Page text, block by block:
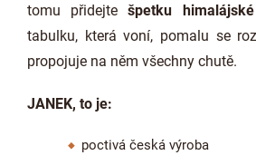
tomu přidejtešpetku
tabulku, která voní, pomalu se
propojuje na něm všechny chutě.
JANEK, to je:
poctivá česká výroba